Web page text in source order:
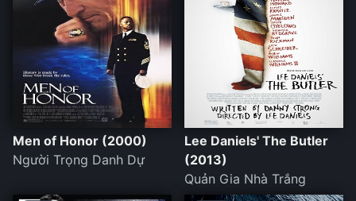
Men of Honor (2000)
Người Trọng Danh Dự
Lee Daniels' The Butler
(2013)
Quản Gia Nhà Trắng